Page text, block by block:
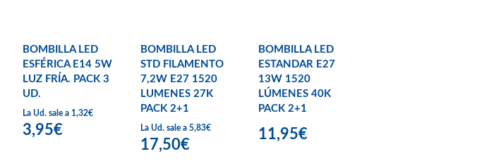
BOMBILLA LED
ESFÉRICA E14 5W
LUZ FRÍA. PACK 3
UD.
La Ud. sale a 1,32€
3,95€
BOMBILLA LED
STD FILAMENTO
7,2W E27 1520
LUMENES 27K
PACK 2+1
La Ud. sale a 5,83€
17,50€
BOMBILLA LED
ESTANDAR E27
13W 1520
LÚMENES 40K
PACK 2+1
11,95€